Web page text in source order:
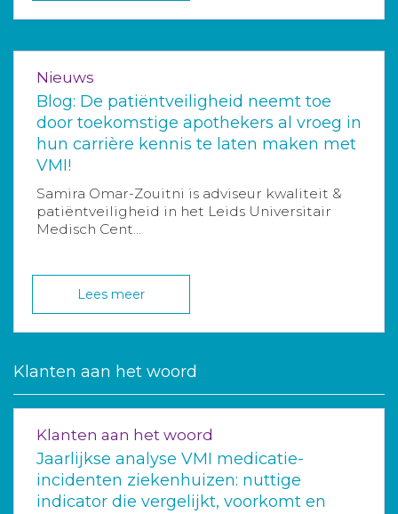
Nieuws
Blog: De patiëntveiligheid neemt toe
door toekomstige apothekers al vroeg in
hun carrière kennis te laten maken met
VMI!
Samira Omar-Zouitni is adviseur kwaliteit &
patiëntveiligheid in het Leids Universitair
Medisch Cent...
Lees meer
Klanten aan het woord
Klanten aan het woord
Jaarlijkse analyse VMI medicatie-
incidenten ziekenhuizen: nuttige
indicator die vergelijkt, voorkomt en